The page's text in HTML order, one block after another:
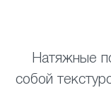
Натяжные
собой